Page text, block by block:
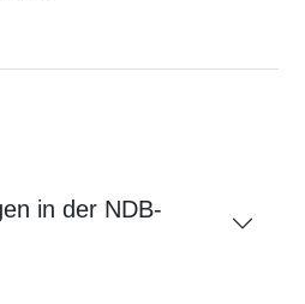
in der NDB-